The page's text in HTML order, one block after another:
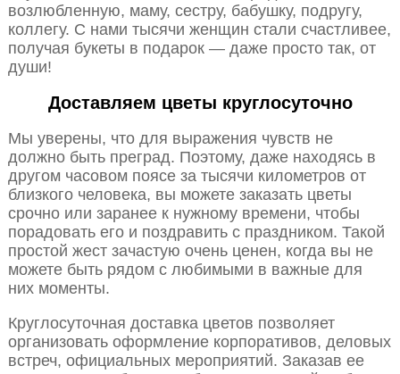
возлюбленную, маму, сестру, бабушку, подругу,
коллегу. С нами тысячи женщин стали счастливее,
получая букеты в подарок — даже просто так, от
души!
Доставляем цветы круглосуточно
Мы уверены, что для выражения чувств не
должно быть преград. Поэтому, даже находясь в
другом часовом поясе за тысячи километров от
близкого человека, вы можете заказать цветы
срочно или заранее к нужному времени, чтобы
порадовать его и поздравить с праздником. Такой
простой жест зачастую очень ценен, когда вы не
можете быть рядом с любимыми в важные для
них моменты.
Круглосуточная доставка цветов позволяет
организовать оформление корпоративов, деловых
встреч, официальных мероприятий. Заказав ее